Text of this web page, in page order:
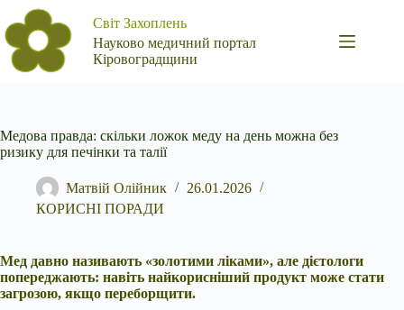
Перейти
до
вмісту
Світ Захоплень
Науково медичний портал
Кіровоградщини
Медова правда: скільки ложок меду на день можна без
ризику для печінки та талії
Матвій Олійник
26.01.2026
КОРИСНІ ПОРАДИ
Мед давно називають «золотими ліками», але дієтологи
попереджають: навіть найкорисніший продукт може стати
загрозою, якщо переборщити.